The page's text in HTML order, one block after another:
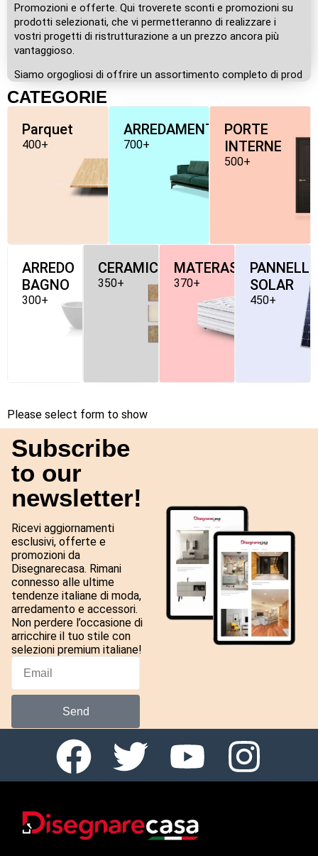
Promozioni e offerte. Qui troverete sconti e promozioni su
prodotti selezionati, che vi permetteranno di realizzare i
vostri progetti di ristrutturazione a un prezzo ancora più
vantaggioso.
Siamo orgogliosi di offrire un assortimento completo di prod
CATEGORIE
Parquet
400+
ARREDAMENTO
700+
PORTE
INTERNE
500+
ARREDO
BAGNO
300+
CERAMICHE
350+
MATERASSI
370+
PANNELLI-
SOLAR
450+
Please select form to show
Subscribe
to our
newsletter!
Ricevi aggiornamenti
esclusivi, offerte e
promozioni da
Disegnarecasa. Rimani
connesso alle ultime
tendenze italiane di moda,
arredamento e accessori.
Non perdere l’occasione di
arricchire il tuo stile con
selezioni premium italiane!
Send